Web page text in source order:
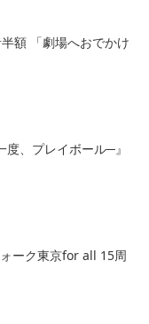
額 「劇場へおでかけ
、プレイボール─』
ーク東京for all 15周